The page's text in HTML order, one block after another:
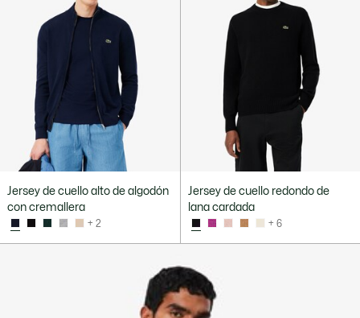
Jersey de cuello alto de algodón
con cremallera
+ 2
Jersey de cuello redondo de
lana cardada
+ 6